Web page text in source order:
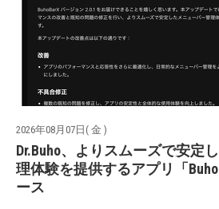
2026年08月07日( 金 )
Dr.Buho、よりスムーズで安定
理体験を提供するアプリ「
ース